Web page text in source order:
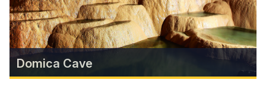
Find more
Domica Cave